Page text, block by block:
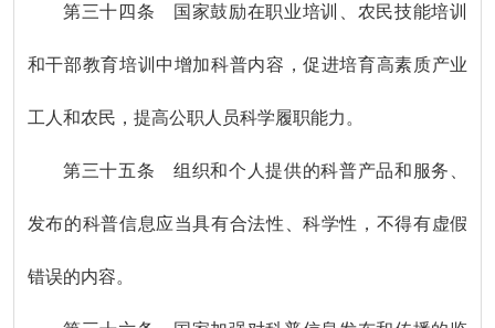
第三十四条 国家鼓励在职业培训、农民技能培训
和干部教育培训中增加科普内容，促进培育高素质产业
工人和农民，提高公职人员科学履职能力。
第三十五条 组织和个人提供的科普产品和服务、
发布的科普信息应当具有合法性、科学性，不得有虚假
错误的内容。